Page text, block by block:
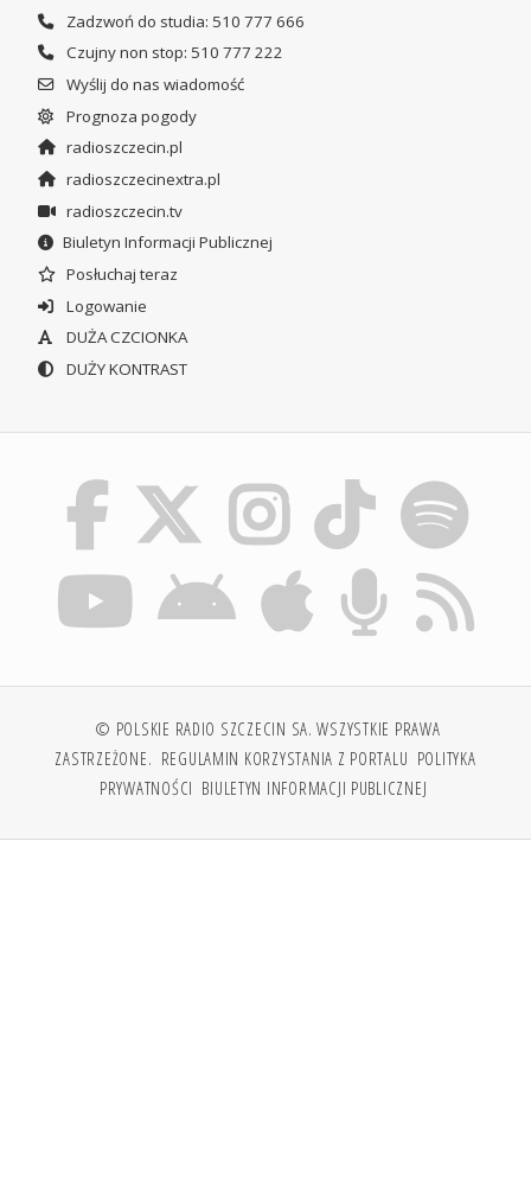
Zadzwoń do studia: 510 777 666
Czujny non stop: 510 777 222
Wyślij do nas wiadomość
Prognoza pogody
radioszczecin.pl
radioszczecinextra.pl
radioszczecin.tv
Biuletyn Informacji Publicznej
Posłuchaj teraz
Logowanie
DUŻA CZCIONKA
DUŻY KONTRAST
© POLSKIE RADIO SZCZECIN SA. WSZYSTKIE PRAWA
ZASTRZEŻONE. REGULAMIN KORZYSTANIA Z PORTALU POLITYKA
PRYWATNOŚCI BIULETYN INFORMACJI PUBLICZNEJ